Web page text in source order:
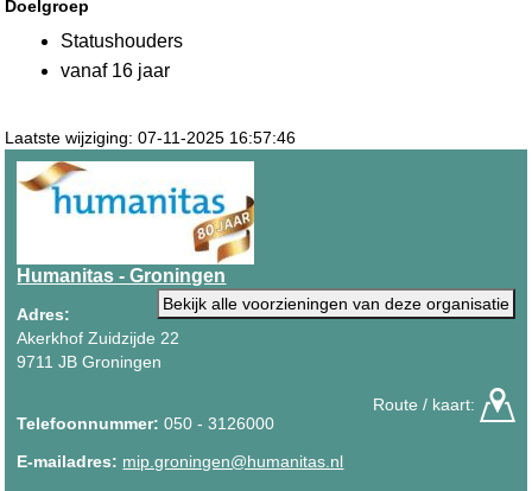
Doelgroep
Statushouders
vanaf 16 jaar
Laatste wijziging: 07-11-2025 16:57:46
Humanitas - Groningen
Bekijk alle voorzieningen van deze organisatie
Adres:
Akerkhof Zuidzijde 22
9711 JB Groningen
Route / kaart:
Telefoonnummer: 050 - 3126000
E-mailadres: mip.groningen@humanitas.nl